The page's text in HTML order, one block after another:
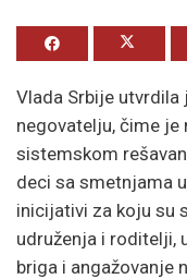
Vlada Srbije
negovatelju, čime je
sistemskom
deci sa smetnjama
inicijativi za koju su
udruženja i roditelji,
briga i angažovanje